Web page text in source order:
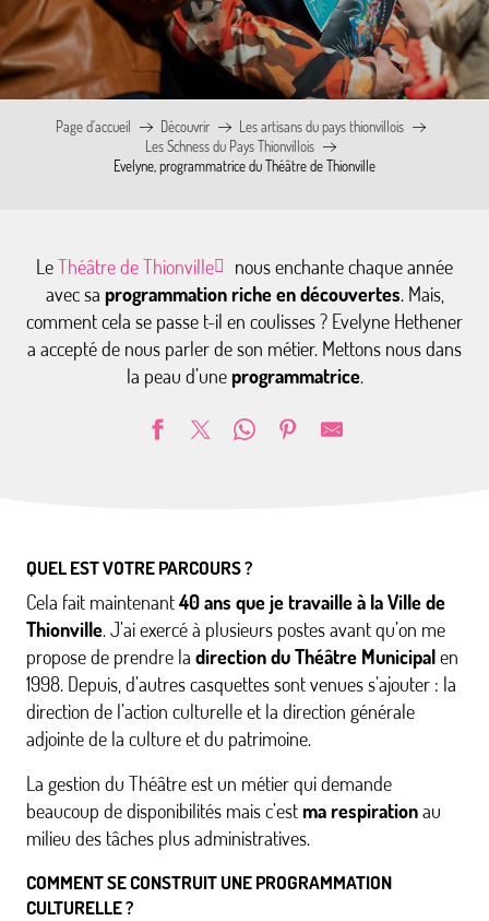
Page d’accueil Découvrir
Les artisans du pays thionvillois
Les Schness du Pays Thionvillois
Evelyne, programmatrice du Théâtre de Thionville
LeThéâtre de Thionville
nous enchante chaque année
avec sa programmation riche en découvertes. Mais,
comment cela se passe t-il en coulisses ? Evelyne Hethener
a accepté de nous parler de son métier. Mettons nous dans
la peau d’uneprogrammatrice.
QUEL EST VOTRE PARCOURS ?
Cela fait maintenant40 ans que je travaille à la Ville de
Thionville. J’ai exercé à plusieurs postes avant qu’on me
propose de prendre la direction du Théâtre Municipalen
1998. Depuis, d’autres casquettes sont venues s’ajouter : la
direction de l’action culturelle et la direction générale
adjointe de la culture et du patrimoine.
La gestion du Théâtre est un métier qui demande
beaucoup de disponibilités mais c’estma respirationau
milieu des tâches plus administratives.
COMMENT SE CONSTRUIT UNE PROGRAMMATION
CULTURELLE ?